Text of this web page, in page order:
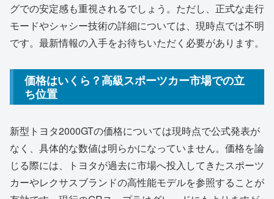
グでの安定感も重視されるでしょう。ただし、正式な走行
モードやシャシー技術の詳細については、現時点では不明
です。最新情報の入手をお待ちいただく必要があります。
価格はいくら？高級スポーツカー市場での立
ち位置
新型トヨタ2000GTの価格については現時点で公式発表が
なく、具体的な数値は明らかになっていません。価格を論
じる際には、トヨタが過去に市場へ投入してきたスポーツ
カーやレクサスブランドの高性能モデルを参照することが